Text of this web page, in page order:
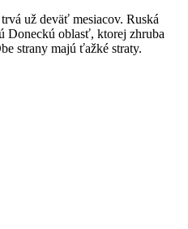
už deväť mesiacov. Ruská
Doneckú oblasť, ktorej zhruba
strany majú ťažké straty.